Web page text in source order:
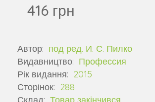
416 грн
Автор: под ред. И. С. Пилко
Видавництво: Профессия
Рік видання: 2015
Сторінок: 288
Склад: Товар закінчився